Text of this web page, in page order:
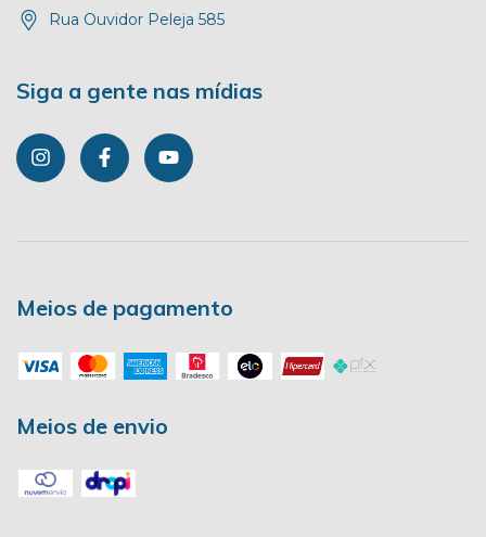
Rua Ouvidor Peleja 585
Siga a gente nas mídias
Meios de pagamento
Meios de envio